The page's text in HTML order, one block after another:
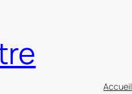
Accueil